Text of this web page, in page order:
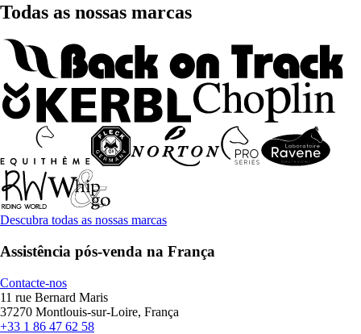
Todas as nossas marcas
Descubra todas as nossas marcas
Assistência pós-venda na França
Contacte-nos
11 rue Bernard Maris
37270 Montlouis-sur-Loire, França
+33 1 86 47 62 58